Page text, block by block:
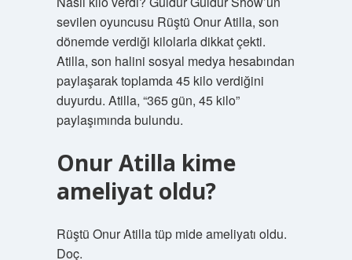
sevilen oyuncusu Rüştü Onur Atilla, son
dönemde verdiği kilolarla dikkat çekti.
Atilla, son halini sosyal medya hesabından
paylaşarak toplamda 45 kilo verdiğini
duyurdu. Atilla, “365 gün, 45 kilo”
paylaşımında bulundu.
Onur Atilla kime
ameliyat oldu?
Rüştü Onur Atilla tüp mide ameliyatı oldu.
Doç.